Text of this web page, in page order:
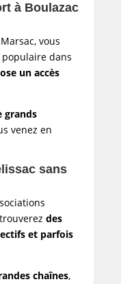
à Boulazac
vous
populaire dans
un accès
grands
venez en
sans
des
et parfois
chaînes,